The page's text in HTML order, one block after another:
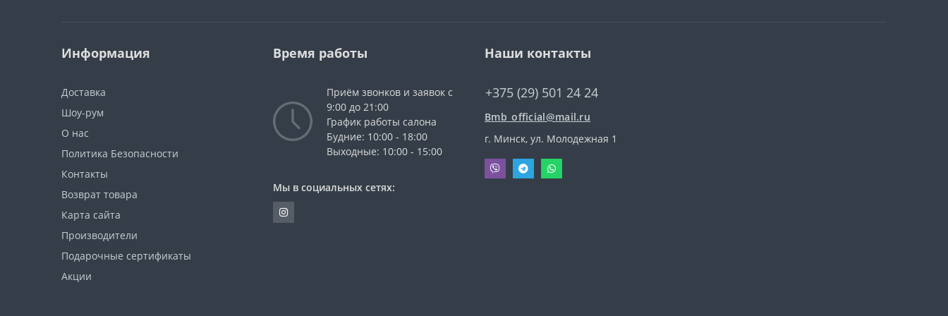
Информация
Доставка
Шоу-рум
О нас
Политика Безопасности
Контакты
Возврат товара
Карта сайта
Производители
Подарочные сертификаты
Акции
Время работы
Приём звонков и заявок с
9:00 до 21:00
График работы салона
Будние: 10:00 - 18:00
Выходные: 10:00 - 15:00
Мы в социальных сетях:
Наши контакты
+375 (29) 501 24 24
Bmb_official@mail.ru
г. Минск, ул. Молодежная 1